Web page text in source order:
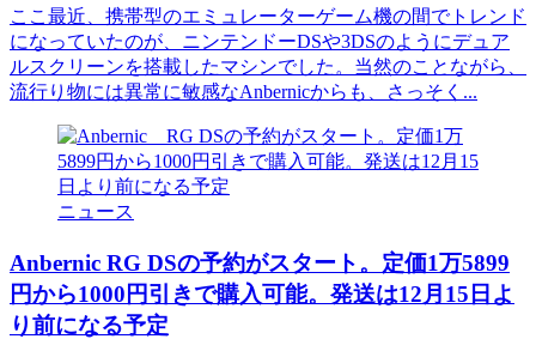
ここ最近、携帯型のエミュレーターゲーム機の間でトレンド
になっていたのが、ニンテンドーDSや3DSのようにデュア
ルスクリーンを搭載したマシンでした。当然のことながら、
流行り物には異常に敏感なAnbernicからも、さっそく...
ニュース
Anbernic RG DSの予約がスタート。定価1万5899
円から1000円引きで購入可能。発送は12月15日よ
り前になる予定